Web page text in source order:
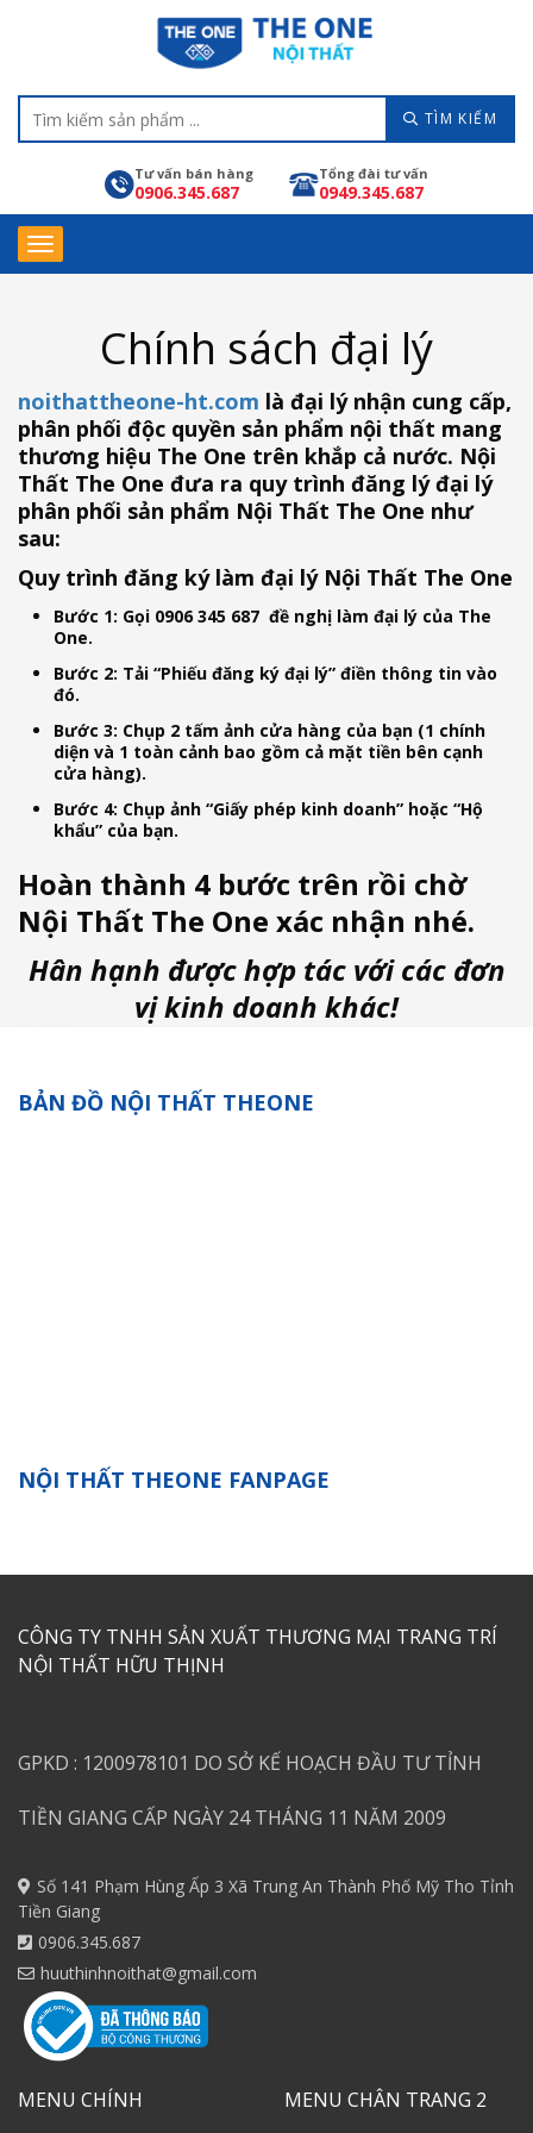
TÌM KIẾM
Tư vấn bán hàng
0906.345.687
Tổng đài tư vấn
0949.345.687
Chính sách đại lý
noithattheone-ht.com là đại lý nhận cung cấp,
phân phối độc quyền sản phẩm nội thất mang
thương hiệu The One trên khắp cả nước. Nội
Thất The One đưa ra quy trình đăng lý đại lý
phân phối sản phẩm Nội Thất The One như
sau:
Quy trình đăng ký làm đại lý Nội Thất The One
Bước 1: Gọi 0906 345 687 đề nghị làm đại lý của The
One.
Bước 2: Tải “Phiếu đăng ký đại lý” điền thông tin vào
đó.
Bước 3: Chụp 2 tấm ảnh cửa hàng của bạn (1 chính
diện và 1 toàn cảnh bao gồm cả mặt tiền bên cạnh
cửa hàng).
Bước 4: Chụp ảnh “Giấy phép kinh doanh” hoặc “Hộ
khẩu” của bạn.
Hoàn thành 4 bước trên rồi chờ
Nội Thất The One xác nhận nhé.
Hân hạnh được hợp tác với các đơn
vị kinh doanh khác!
บาคาร่าออนไลน์
BẢN ĐỒ NỘI THẤT THEONE
NỘI THẤT THEONE FANPAGE
CÔNG TY TNHH SẢN XUẤT THƯƠNG MẠI TRANG TRÍ
NỘI THẤT HỮU THỊNH
GPKD : 1200978101 DO SỞ KẾ HOẠCH ĐẦU TƯ TỈNH
TIỀN GIANG CẤP NGÀY 24 THÁNG 11 NĂM 2009
Số 141 Phạm Hùng Ấp 3 Xã Trung An Thành Phố Mỹ Tho Tỉnh
Tiền Giang
0906.345.687
huuthinhnoithat@gmail.com
MENU CHÍNH MENU CHÂN TRANG 2